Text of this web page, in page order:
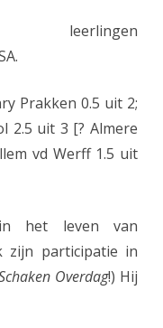
Prakken 0.5 uit 2;
2.5 uit 3 [? Almere
vd Werff 1.5 uit
het leven van
zijn participatie in
Overdag!) Hij